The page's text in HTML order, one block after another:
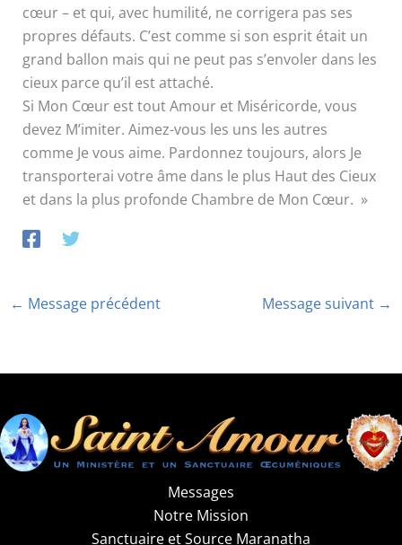
cœur – et qui, avec humilité, ne corrigera pas ses
propres défauts. C’est comme si son esprit était un
grand ballon mais qui ne peut pas s’envoler dans les
cieux parce qu’il est attaché.
Si Mon Cœur est tout Amour et Miséricorde, vous
devez M’imiter. Aimez-vous les uns les autres
comme Je vous aime. Pardonnez toujours, alors Je
transporterai votre âme dans le plus Haut des Cieux
et dans la plus profonde Chambre de Mon Cœur. »
← Message précédent Message suivant →
Messages
Notre Mission
Sanctuaire et Source Maranatha